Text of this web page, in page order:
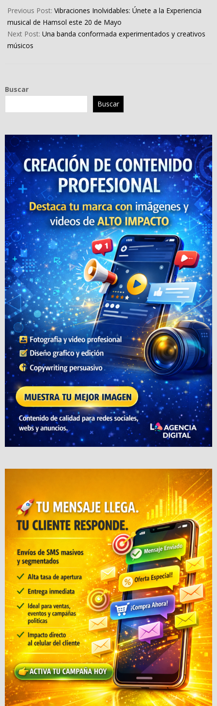
05-
12
Previous Post: Vibraciones Inolvidables: Únete a la Experiencia
musical de Hamsol este 20 de Mayo
Next Post: Una banda conformada experimentados y creativos
músicos
Buscar
Buscar